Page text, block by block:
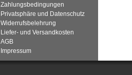
Zahlungsbedingungen
Privatsphäre und Datenschutz
Widerrufsbelehrung
Liefer- und Versandkosten
AGB
Impressum